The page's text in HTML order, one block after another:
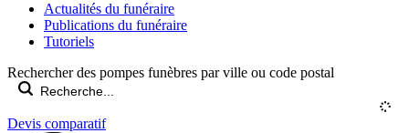
Actualités du funéraire
Publications du funéraire
Tutoriels
Rechercher des pompes funèbres par ville ou code postal
Devis comparatif